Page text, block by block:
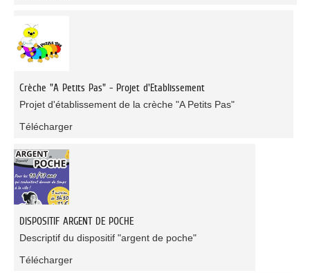
Crèche "A Petits Pas" - Projet d'Etablissement
Projet d'établissement de la crèche "A Petits Pas"
Télécharger
DISPOSITIF ARGENT DE POCHE
Descriptif du dispositif "argent de poche"
Télécharger